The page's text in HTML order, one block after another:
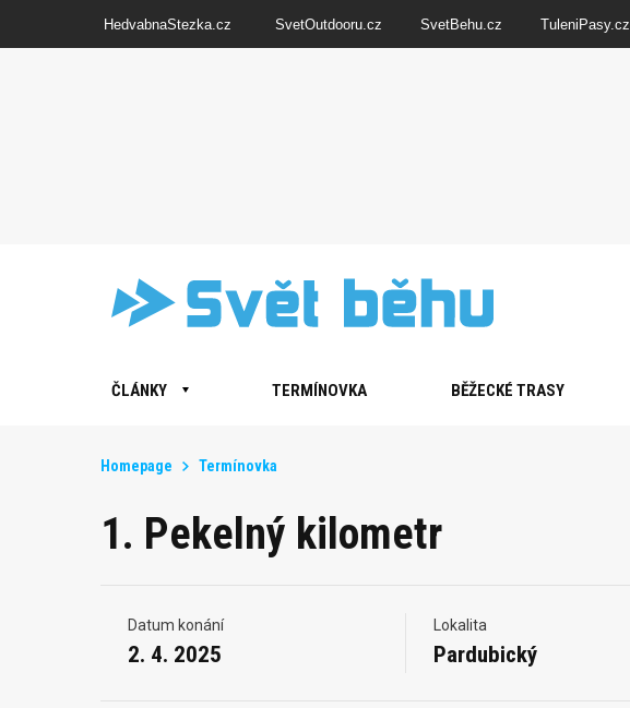
HedvabnaStezka.cz SvetOutdooru.cz SvetBehu.cz TuleniPasy.cz
ČLÁNKY TERMÍNOVKA BĚŽECKÉ TRASY
Homepage Termínovka
1. Pekelný kilometr
Datum konání
2. 4. 2025
Lokalita
Pardubický